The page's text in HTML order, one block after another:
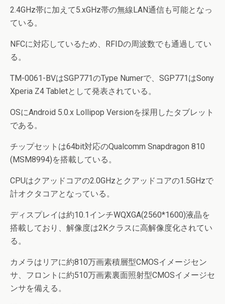
2.4GHz帯に加えて5.xGHz帯の無線LAN通信も可能となっ
ている。
NFCに対応しているため、RFIDの周波数でも通過してい
る。
TM-0061-BVはSGP771のType Numerで、SGP771はSony
Xperia Z4 Tabletとして発表されている。
OSにAndroid 5.0.x Lollipop Versionを採用したタブレット
である。
チップセットは64bit対応のQualcomm Snapdragon 810
(MSM8994)を搭載している。
CPUはクアッドコアの2.0GHzとクアッドコアの1.5GHzで
計オクタコアとなっている。
ディスプレイは約10.1インチWQXGA(2560*1600)液晶を
搭載しており、解像度は2Kクラスに高解像度化されてい
る。
カメラはリアに約810万画素積層型CMOSイメージセン
サ、フロントに約510万画素裏面照射型CMOSイメージセ
ンサを備える。